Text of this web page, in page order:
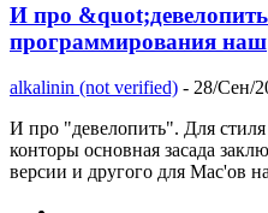
И про
программирования наш
alkalinin (not verified) - 28/Сен/
И про "девелопить". Для
конторы основная засада
версии и другого для Mac'ов